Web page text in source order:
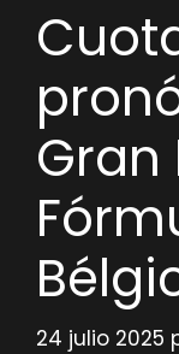
Gran
24 julio 2025